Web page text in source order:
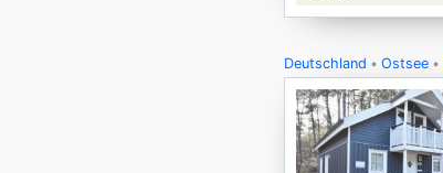
Deutschland Ostsee